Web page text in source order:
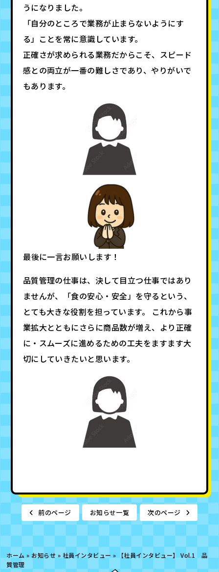
うになりました。
「自分のところで業務が止まらないようにす
る」ことを常に意識しています。
正確さが求められる業務だからこそ、スピード
感との両立が一番の難しさであり、やりがいで
もあります。
――最後に一言お願いします！
品質管理の仕事は、決して目立つ仕事ではあり
ませんが、「食の安心・安全」を守るという、
とても大きな役割を担っています。 これから事
業拡大とともにさらに商品数が増え、より正確
に・スムーズに進めるための工夫をますます大
切にしていきたいと思います。
前のページ お知らせ一覧 次のページ
ホーム » お知らせ » 社員インタビュー »
【社員インタビュー】 Vol.1 品
質管理